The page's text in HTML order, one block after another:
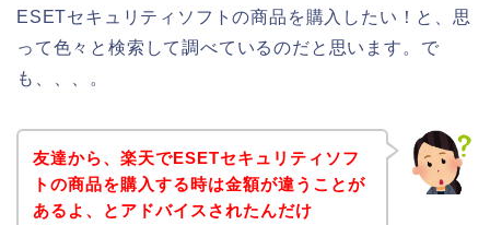
ESETセキュリティソフトの商品を購入したい！と、思
って色々と検索して調べているのだと思います。で
も、、、。
友達から、楽天でESETセキュリティソフ
トの商品を購入する時は金額が違うことが
あるよ、とアドバイスされたんだけ